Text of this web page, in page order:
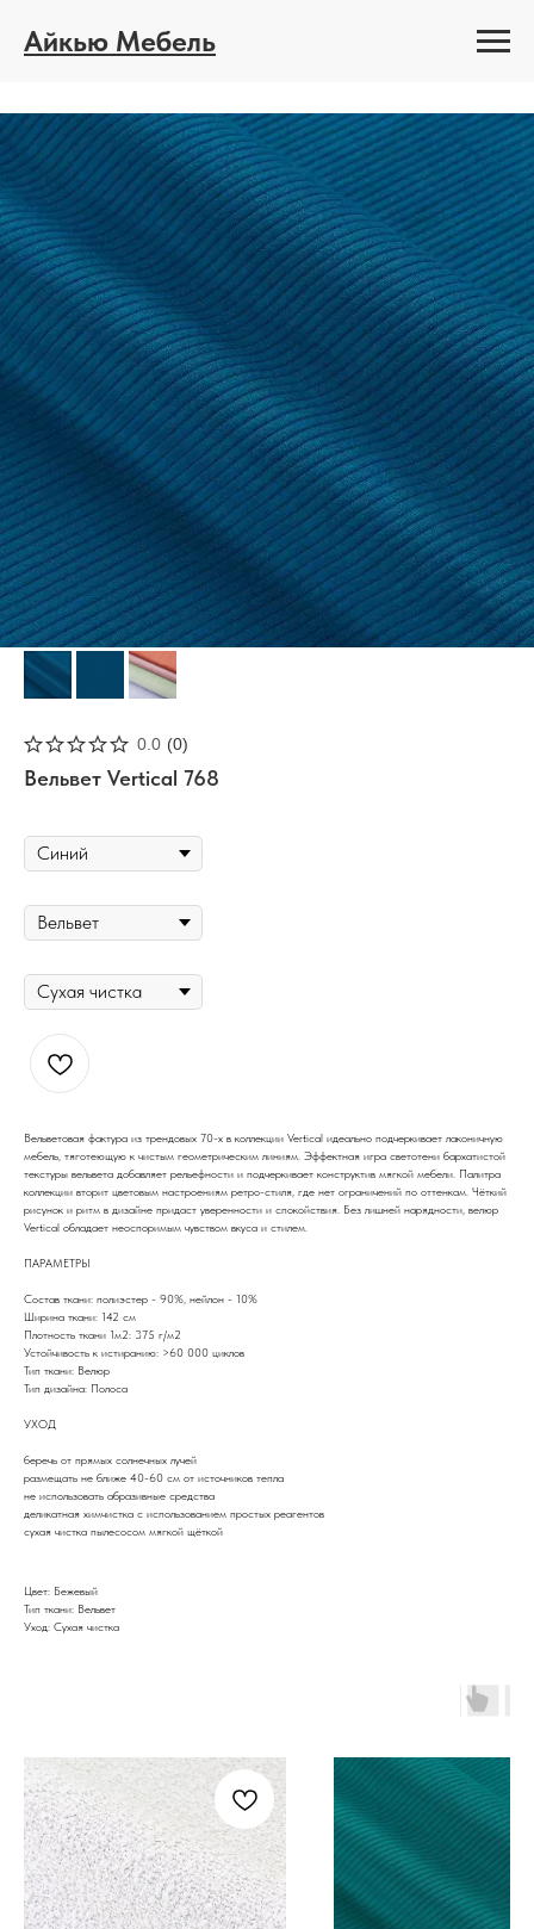
Айкью Мебель
0.0 (0)
Вельвет Vertical 768
Вельветовая фактура из трендовых 70-х в коллекции Vertical идеально подчеркивает лаконичную
мебель, тяготеющую к чистым геометрическим линиям. Эффектная игра светотени бархатистой
текстуры вельвета добавляет рельефности и подчеркивает конструктив мягкой мебели. Палитра
коллекции вторит цветовым настроениям ретро-стиля, где нет ограничений по оттенкам. Чёткий
рисунок и ритм в дизайне придаст уверенности и спокойствия. Без лишней нарядности, велюр
Vertical обладает неоспоримым чувством вкуса и стилем.
ПАРАМЕТРЫ
Состав ткани: полиэстер - 90%, нейлон - 10%
Ширина ткани: 142 см
Плотность ткани 1м2: 375 г/м2
Устойчивость к истиранию: >60 000 циклов
Тип ткани: Велюр
Тип дизайна: Полоса
УХОД
беречь от прямых солнечных лучей
размещать не ближе 40-60 см от источников тепла
не использовать абразивные средства
деликатная химчистка с использованием простых реагентов
сухая чистка пылесосом мягкой щёткой
Цвет: Бежевый
Тип ткани: Вельвет
Уход: Сухая чистка